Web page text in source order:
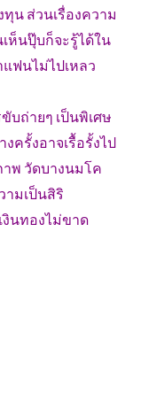
น ส่วนเรื่องความ
ห็นปุ๊บก็จะรู้ได้ใน
ฟนไม่ไปเหลว
บถ่ายๆ เป็นพิเศษ
ครั้งอาจเรื้อรั้งไป
พ วัดบางนมโค
ามเป็นสิริ
งินทองไม่ขาด